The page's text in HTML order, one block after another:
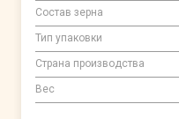
Состав зерна
Тип упаковки
Страна производства
Вес